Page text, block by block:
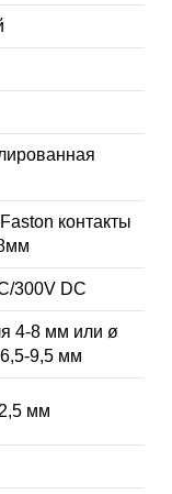
контакты
300V DC
4-8 мм или ø
9,5 мм
мм